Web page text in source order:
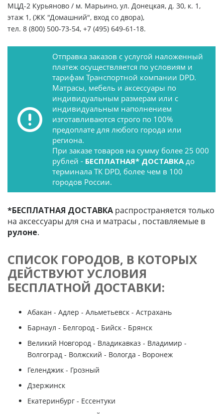
МЦД-2 Курьяново / м. Марьино, ул. Донецкая, д. 30, к. 1,
этаж 1, (ЖК "Домашний", вход со двора),
тел. 8 (800) 500-73-54, +7 (495) 649-61-18.
Отправка заказов с услугой наложенный
платеж осуществляется по условиям и
тарифам Транспортной компании DPD.
Матрасы, мебель и аксессуары по
индивидуальным размерам или с
индивидуальным наполнением
изготавливаются строго по 100%
предоплате для любого города или
региона.
При заказе товаров на сумму более 25 000
рублей - БЕСПЛАТНАЯ* ДОСТАВКАдо
терминала ТК DPD, более чем в 100
городов России.
*БЕСПЛАТНАЯ ДОСТАВКА распространяется только
на аксессуары для сна и матрасы , поставляемые в
рулоне.
СПИСОК ГОРОДОВ, В КОТОРЫХ
ДЕЙСТВУЮТ УСЛОВИЯ
БЕСПЛАТНОЙ ДОСТАВКИ:
Абакан - Адлер - Альметьевск - Астрахань
Барнаул - Белгород - Бийск - Брянск
Великий Новгород - Владикавказ - Владимир -
Волгоград - Волжский - Вологда - Воронеж
Геленджик - Грозный
Дзержинск
Екатеринбург - Ессентуки